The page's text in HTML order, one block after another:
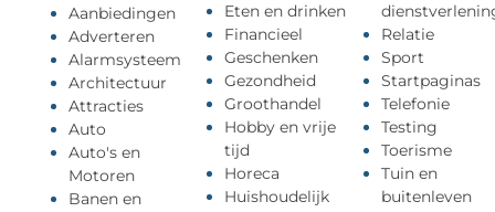
Aanbiedingen
Adverteren
Alarmsysteem
Architectuur
Attracties
Auto
Auto's en
Motoren
Banen en
Eten en drinken
Financieel
Geschenken
Gezondheid
Groothandel
Hobby en vrije
tijd
Horeca
Huishoudelijk
Relatie
Sport
Startpaginas
Telefonie
Testing
Toerisme
Tuin en
buitenleven